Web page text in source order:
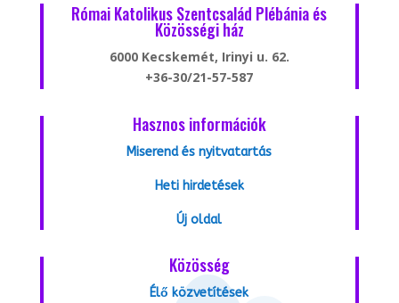
Római Katolikus Szentcsalád Plébánia és
Közösségi ház
6000 Kecskemét, Irinyi u. 62.
+36-30/21-57-587
Hasznos információk
Miserend és nyitvatartás
Heti hirdetések
Új oldal
Közösség
Élő közvetítések